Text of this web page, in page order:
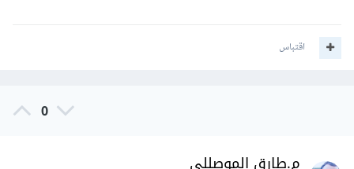
أضعاف مضاعفة مما يحققه من "يخنق"صفحته بوسائل
اقتباس
0